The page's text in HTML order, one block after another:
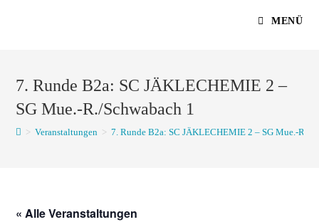
MENÜ
7. Runde B2a: SC JÄKLECHEMIE 2 –
SG Mue.-R./Schwabach 1
> Veranstaltungen > 7. Runde B2a: SC JÄKLECHEMIE 2 – SG Mue.-R./
« Alle Veranstaltungen